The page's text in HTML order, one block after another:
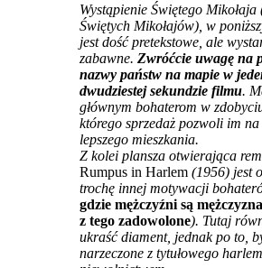
Wystąpienie Świętego Mikołaja
Świętych Mikołajów), w
jest dość pretekstowe, ale
zabawne. Zwróćcie uwagę na
nazwy państw na mapie w
dwudziestej sekundzie filmu.
głównym bohaterom w
którego sprzedaż pozwoli im
lepszego mieszkania.
Z kolei plansza otwierająca
Rumpus in Harlem (1956) jest
trochę innej motywacji
gdzie mężczyźni są
z tego zadowolone). Tutaj
ukraść diament, jednak po to,
narzeczone z tytułowego